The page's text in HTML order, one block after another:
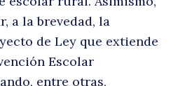
a la brevedad, la
de Ley que extiende
Escolar
entre otras,